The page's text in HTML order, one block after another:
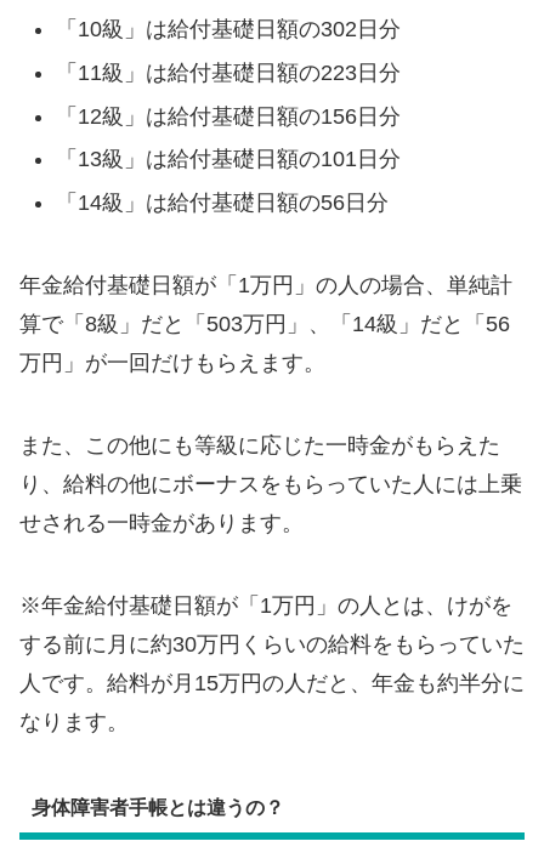
「10級」は給付基礎日額の302日分
「11級」は給付基礎日額の223日分
「12級」は給付基礎日額の156日分
「13級」は給付基礎日額の101日分
「14級」は給付基礎日額の56日分
年金給付基礎日額が「1万円」の人の場合、単純計
算で「8級」だと「503万円」、「14級」だと「56
万円」が一回だけもらえます。
また、この他にも等級に応じた一時金がもらえた
り、給料の他にボーナスをもらっていた人には上乗
せされる一時金があります。
※年金給付基礎日額が「1万円」の人とは、けがを
する前に月に約30万円くらいの給料をもらっていた
人です。給料が月15万円の人だと、年金も約半分に
なります。
身体障害者手帳とは違うの？